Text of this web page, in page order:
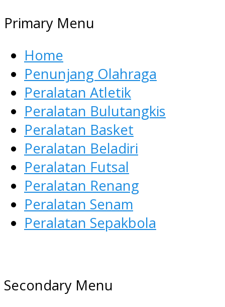
Primary Menu
Home
Penunjang Olahraga
Peralatan Atletik
Peralatan Bulutangkis
Peralatan Basket
Peralatan Beladiri
Peralatan Futsal
Peralatan Renang
Peralatan Senam
Peralatan Sepakbola
AGEN ALAT OLAHRAGA
Menyediakan Alat Olahraga
Secondary Menu